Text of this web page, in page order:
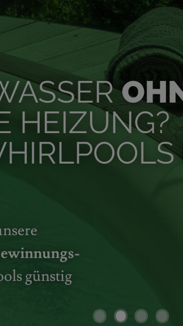
HEIZUNG?
günstig
2